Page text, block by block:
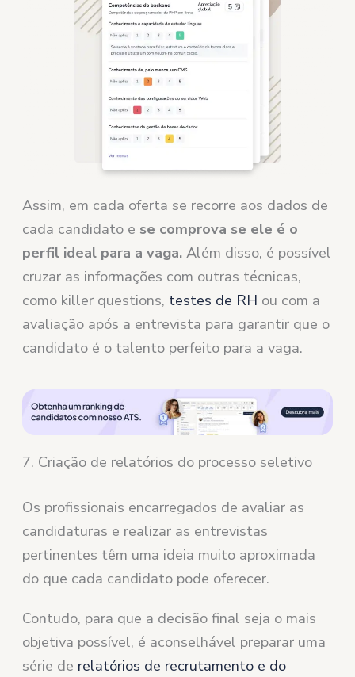
Assim, em cada oferta se recorre aos dados de
cada candidato e se comprova se ele é o
perfil ideal para a vaga. Além disso, é possível
cruzar as informações com outras técnicas,
como killer questions, testes de RH ou com a
avaliação após a entrevista para garantir que o
candidato é o talento perfeito para a vaga.
7. Criação de relatórios do processo seletivo
Os profissionais encarregados de avaliar as
candidaturas e realizar as entrevistas
pertinentes têm uma ideia muito aproximada
do que cada candidato pode oferecer.
Contudo, para que a decisão final seja o mais
objetiva possível, é aconselhável preparar uma
série de relatórios de recrutamento e do